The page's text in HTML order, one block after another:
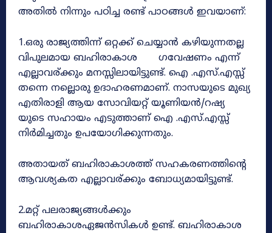
അതിൽ നിന്നും പഠിച്ച രണ്ട് പാഠങ്ങൾ ഇവയാണ്:
1.ഒരു രാജ്യത്തിന്ന് ഒറ്റക്ക് ചെയ്യാൻ കഴിയുന്നതല്ല
വിപുലമായ ബഹിരാകാശ ഗവേഷണം എന്ന്
എല്ലാവര്ക്കും മനസ്സിലായിട്ടുണ്ട്. ഐ .എസ്.എസ്സ്
തന്നെ നല്ലൊരു ഉദാഹരണമാണ്. നാസയുടെ മുഖ്യ
എതിരാളി ആയ സോവിയറ്റ് യൂണിയൻ/റഷ്യ
യുടെ സഹായം എടുത്താണ് ഐ .എസ്.എസ്സ്
നിർമിച്ചതും ഉപയോഗിക്കുന്നതും.
അതായത് ബഹിരാകാശത്ത് സഹകരണത്തിന്റെ
ആവശ്യകത എല്ലാവര്ക്കും ബോധ്യമായിട്ടുണ്ട്.
2.മറ്റ് പലരാജ്യങ്ങൾക്കും
ബഹിരാകാശഏജൻസികൾ ഉണ്ട്. ബഹിരാകാശ